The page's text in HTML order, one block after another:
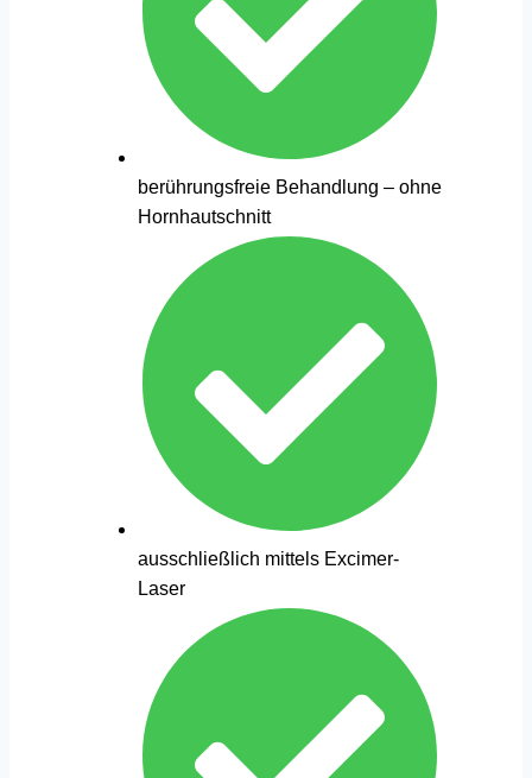
berührungsfreie Behandlung – ohne
Hornhautschnitt
ausschließlich mittels Excimer-
Laser